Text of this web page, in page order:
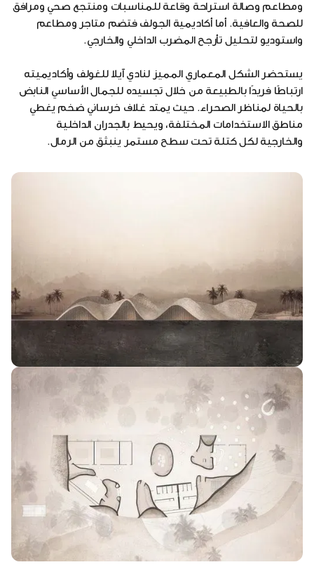
ومطاعم وصالة استراحة وقاعة للمناسبات ومنتجع صحي ومرافق
للصحة والعافية. أما أكاديمية الجولف فتضم متاجر ومطاعم
واستوديو لتحليل تأرجح المضرب الداخلي والخارجي.
يستحضر الشكل المعماري المميز لنادي آيلا للغولف وأكاديميته
ارتباطًا فريدًا بالطبيعة من خلال تجسيده للجمال الأساسي النابض
بالحياة لمناظر الصحراء. حيث يمتد غلاف خرساني ضخم يغطي
مناطق الاستخدامات المختلفة، ويحيط بالجدران الداخلية
والخارجية لكل كتلة تحت سطح مستمر ينبثق من الرمال.